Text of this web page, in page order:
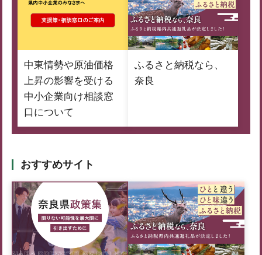
中東情勢や原油価格
上昇の影響を受ける
中小企業向け相談窓
口について
ふるさと納税なら、
奈良
おすすめサイト